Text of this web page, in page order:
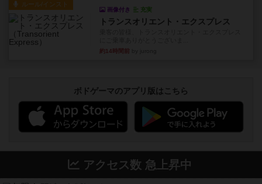
ルール/インスト
画像付き 充実
トランスオリエント・エクスプレス
約14時間前
ボドゲーマのアプリ版はこちら
アクセス数 急上昇中